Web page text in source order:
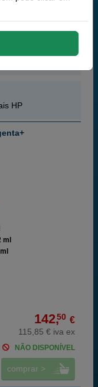
84,96 € iva ex
comprar >
HP
ml
142,50 €
115,85 € iva ex
NÃO DISPONÍVEL
comprar >